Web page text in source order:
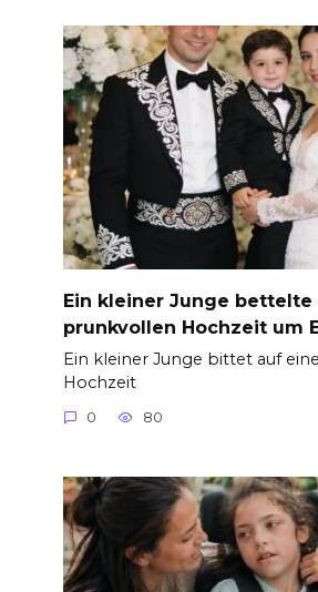
Ein kleiner Junge bettelte
prunkvollen Hochzeit um
Ein kleiner Junge bittet auf
Hochzeit
0 80